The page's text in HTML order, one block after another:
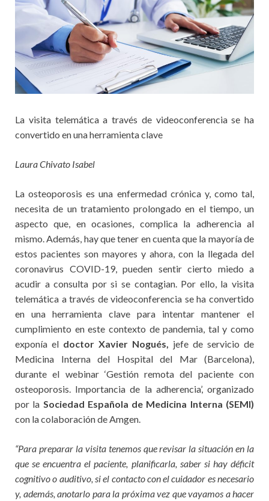
La visita telemática a través de videoconferencia se ha
convertido en una herramienta clave
Laura Chivato Isabel
La osteoporosis es una enfermedad crónica y, como tal,
necesita de un tratamiento prolongado en el tiempo, un
aspecto que, en ocasiones, complica la adherencia al
mismo. Además, hay que tener en cuenta que la mayoría de
estos pacientes son mayores y ahora, con la llegada del
coronavirus COVID-19, pueden sentir cierto miedo a
acudir a consulta por si se contagian. Por ello, la visita
telemática a través de videoconferencia se ha convertido
en una herramienta clave para intentar mantener el
cumplimiento en este contexto de pandemia, tal y como
exponía el doctor Xavier Nogués, jefe de servicio de
Medicina Interna del Hospital del Mar (Barcelona),
durante el webinar ‘Gestión remota del paciente con
osteoporosis. Importancia de la adherencia’, organizado
por la Sociedad Española de Medicina Interna (SEMI)
con la colaboración de Amgen.
“Para preparar la visita tenemos que revisar la situación en la
que se encuentra el paciente, planificarla, saber si hay déficit
cognitivo o auditivo, si el contacto con el cuidador es necesario
y, además, anotarlo para la próxima vez que vayamos a hacer